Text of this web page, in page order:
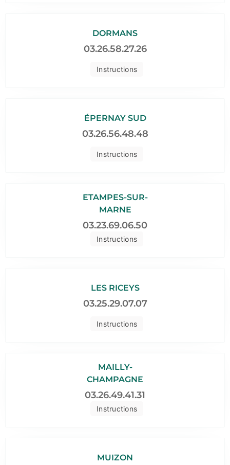
Instructions
DORMANS
03.26.58.27.26
Instructions
ÉPERNAY SUD
03.26.56.48.48
Instructions
ETAMPES-SUR-
MARNE
03.23.69.06.50
Instructions
LES RICEYS
03.25.29.07.07
Instructions
MAILLY-
CHAMPAGNE
03.26.49.41.31
MUIZON